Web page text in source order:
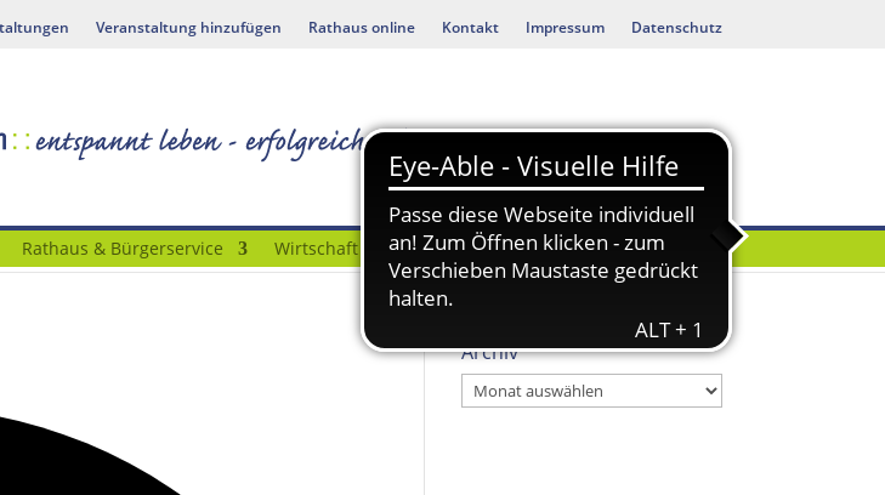
Veranstaltung hinzufügen Rathaus online Kontakt Impressum Datenschutz
Rathaus & Bürgerservice Wirtschaft Bauen & Umwelt
Archiv
Archiv